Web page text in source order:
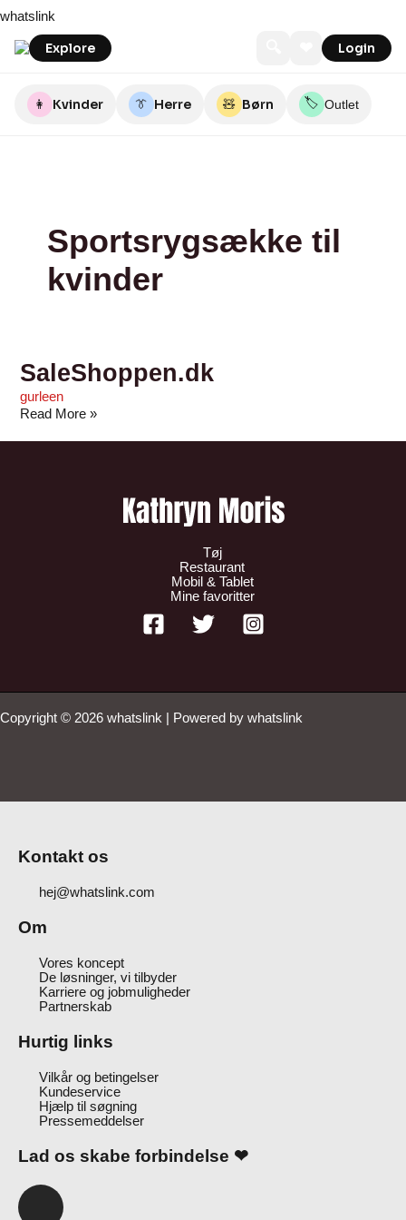
to
content
whatslink
Explore Login
👩 Kvinder 👔 Herre 🧸 Børn 🏷️ Outlet
Sportsrygsække til
kvinder
SaleShoppen.dk
gurleen
Read More »
Tøj
Restaurant
Mobil & Tablet
Mine favoritter
Copyright © 2026 whatslink | Powered by whatslink
Kontakt os
hej@whatslink.com
Om
Vores koncept
De løsninger, vi tilbyder
Karriere og jobmuligheder
Partnerskab
Hurtig links
Vilkår og betingelser
Kundeservice
Hjælp til søgning
Pressemeddelser
Lad os skabe forbindelse ❤